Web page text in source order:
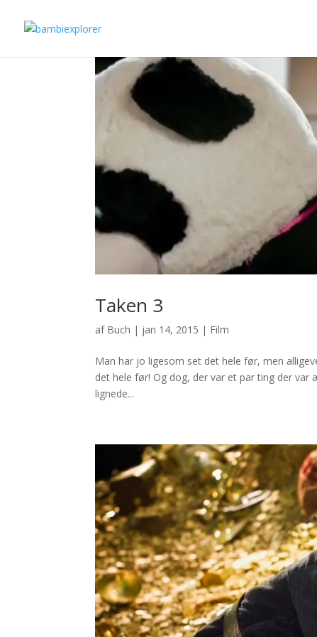
Taken 3
af Buch | jan 14, 2015 | Film
Man har jo ligesom set det hele før, men
det hele før! Og dog, der var et par ting der
lignede...